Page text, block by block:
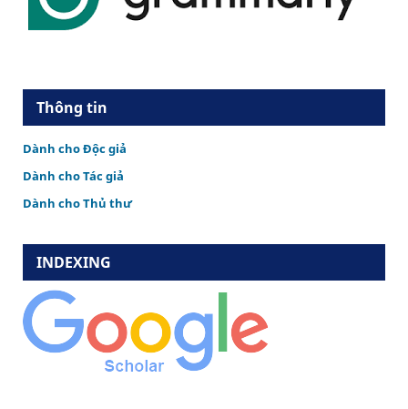
Thông tin
Dành cho Độc giả
Dành cho Tác giả
Dành cho Thủ thư
INDEXING